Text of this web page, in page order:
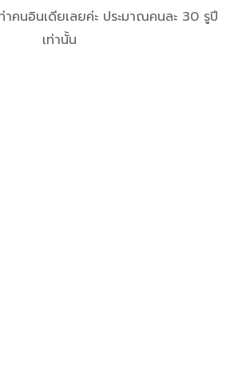
าคนอินเดียเลยค่ะ ประมาณคนละ 30 รูปี
เท่านั้น